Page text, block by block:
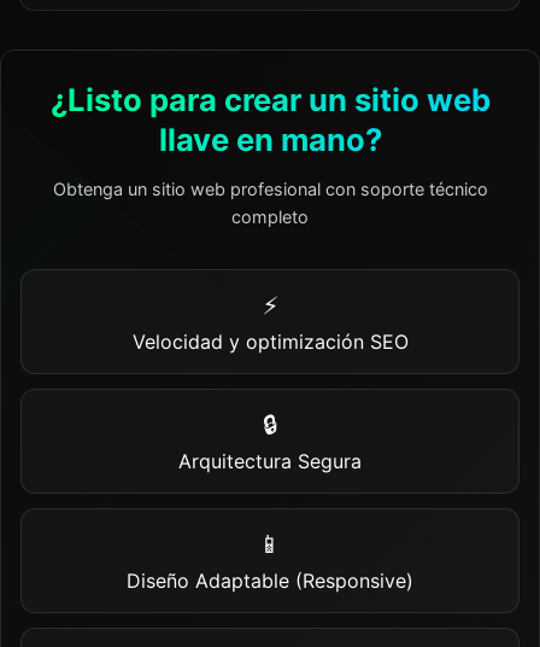
¿Listo para crear un sitio web
llave en mano?
Obtenga un sitio web profesional con soporte técnico
completo
⚡
Velocidad y optimización SEO
🔒
Arquitectura Segura
📱
Diseño Adaptable (Responsive)